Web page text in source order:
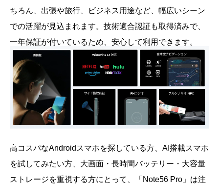
ちろん、出張や旅行、ビジネス用途など、幅広いシーン
での活躍が見込まれます。技術適合認証も取得済みで、
一年保証が付いているため、安心して利用できます。
高コスパなAndroidスマホを探している方、AI搭載スマホ
を試してみたい方、大画面・長時間バッテリー・大容量
ストレージを重視する方にとって、「Note56 Pro」は注